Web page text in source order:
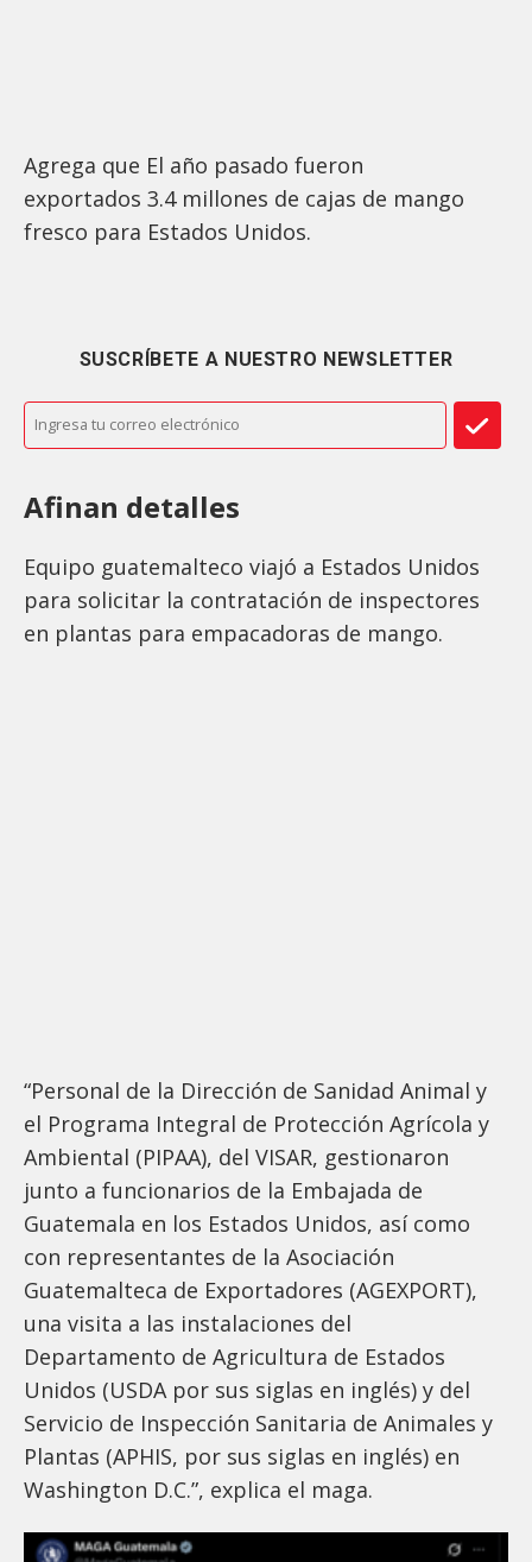
Agrega que El año pasado fueron
exportados 3.4 millones de cajas de mango
fresco para Estados Unidos.
SUSCRÍBETE A NUESTRO NEWSLETTER
Afinan detalles
Equipo guatemalteco viajó a Estados Unidos
para solicitar la contratación de inspectores
en plantas para empacadoras de mango.
“Personal de la Dirección de Sanidad Animal y
el Programa Integral de Protección Agrícola y
Ambiental (PIPAA), del VISAR, gestionaron
junto a funcionarios de la Embajada de
Guatemala en los Estados Unidos, así como
con representantes de la Asociación
Guatemalteca de Exportadores (AGEXPORT),
una visita a las instalaciones del
Departamento de Agricultura de Estados
Unidos (USDA por sus siglas en inglés) y del
Servicio de Inspección Sanitaria de Animales y
Plantas (APHIS, por sus siglas en inglés) en
Washington D.C.”, explica el maga.